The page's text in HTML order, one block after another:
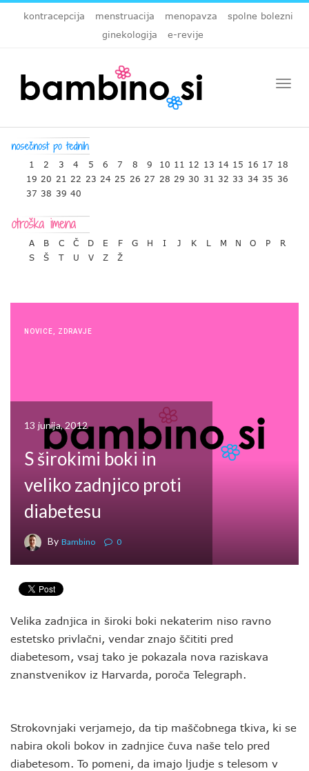
kontracepcija menstruacija menopavza
spolne bolezni
ginekologija
e-revije
1 2 3 4 5 6 7 8 9 10 11 12 13 14 15 16 17 18
19 20 21 22 23 24 25 26 27 28 29 30 31 32 33 34 35 36
37 38 39 40
A B C Č D E F G H I J K L M N O P
R
S
Š T U V Z Ž
NOVICE ZDRAVJE
13 junija, 2012
S širokimi boki in
veliko zadnjico proti
diabetesu
By Bambino 0
Velika zadnjica in široki boki nekaterim niso ravno
estetsko privlačni, vendar znajo ščititi pred
diabetesom, vsaj tako je pokazala nova raziskava
znanstvenikov iz Harvarda, poroča Telegraph.
Strokovnjaki verjamejo, da tip maščobnega tkiva, ki se
nabira okoli bokov in zadnjice čuva naše telo pred
diabetesom. To pomeni, da imajo ljudje s telesom v